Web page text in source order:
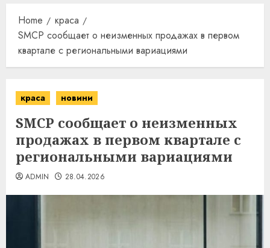
Home
краса
SMCP сообщает о неизменных продажах в первом
квартале с региональными вариациями
краса новини
SMCP сообщает о неизменных
продажах в первом квартале с
региональными вариациями
ADMIN 28.04.2026